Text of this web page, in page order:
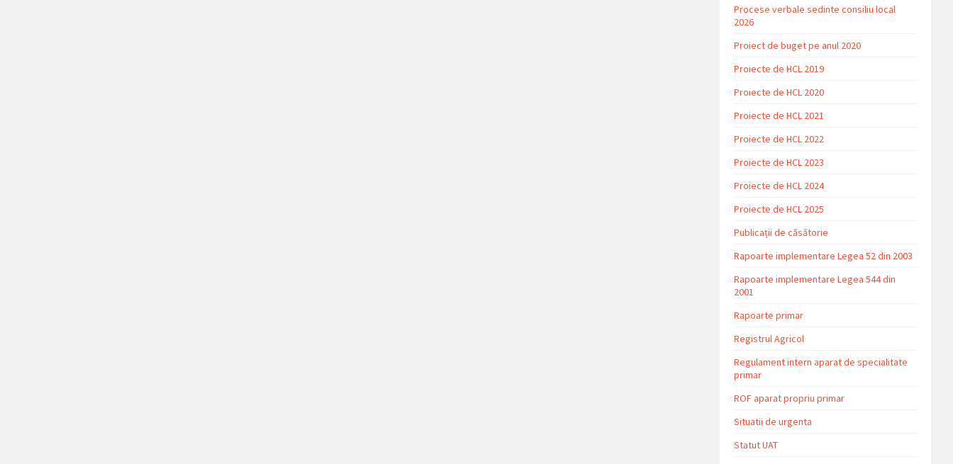
Procese verbale sedinte consiliu local
2026
Proiect de buget pe anul 2020
Proiecte de HCL 2019
Proiecte de HCL 2020
Proiecte de HCL 2021
Proiecte de HCL 2022
Proiecte de HCL 2023
Proiecte de HCL 2024
Proiecte de HCL 2025
Publicații de căsătorie
Rapoarte implementare Legea 52 din 2003
Rapoarte implementare Legea 544 din
2001
Rapoarte primar
Registrul Agricol
Regulament intern aparat de specialitate
primar
ROF aparat propriu primar
Situatii de urgenta
Statut UAT